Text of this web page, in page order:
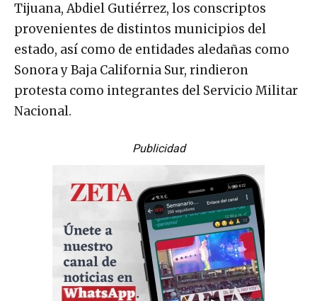
Tijuana, Abdiel Gutiérrez, los conscriptos
provenientes de distintos municipios del
estado, así como de entidades aledañas como
Sonora y Baja California Sur, rindieron
protesta como integrantes del Servicio Militar
Nacional.
Publicidad